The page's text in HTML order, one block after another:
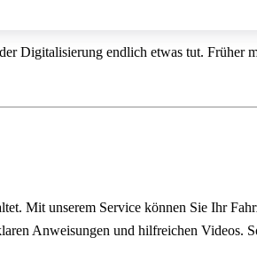
Digitalisierung endlich etwas tut. Früher
Mit unserem Service können Sie Ihr
Anweisungen und hilfreichen